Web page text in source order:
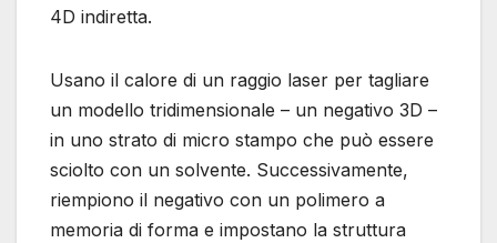
4D indiretta.
Usano il calore di un raggio laser per tagliare
un modello tridimensionale – un negativo 3D –
in uno strato di micro stampo che può essere
sciolto con un solvente. Successivamente,
riempiono il negativo con un polimero a
memoria di forma e impostano la struttura